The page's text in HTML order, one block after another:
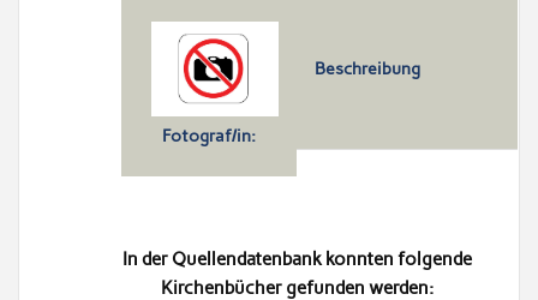
Fotograf/in:
Beschreibung
In der Quellendatenbank konnten folgende
Kirchenbücher gefunden werden: